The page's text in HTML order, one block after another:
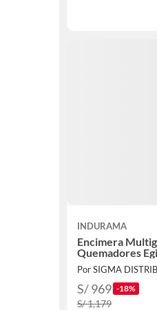
INDURAMA
Encimera
Quemadores
Por SIGMA
S/ 969 -18%
S/ 1,179